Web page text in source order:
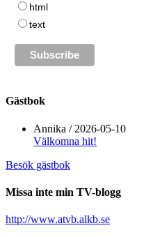
html
text
Gästbok
Annika / 2026-05-10
Välkomna hit!
Besök gästbok
Missa inte min TV-blogg
http://www.atvb.alkb.se